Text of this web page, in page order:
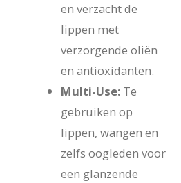
en verzacht de
lippen met
verzorgende oliën
en antioxidanten.
Multi-Use: Te
gebruiken op
lippen, wangen en
zelfs oogleden voor
een glanzende